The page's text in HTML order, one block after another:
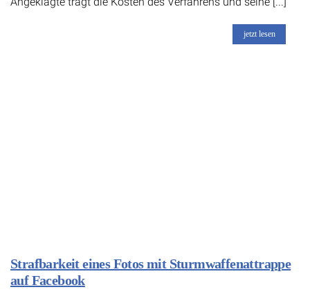
jetzt lesen
Strafbarkeit eines Fotos mit Sturmwaffenattrappe
auf Facebook